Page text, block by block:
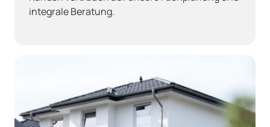
integrale Beratung.